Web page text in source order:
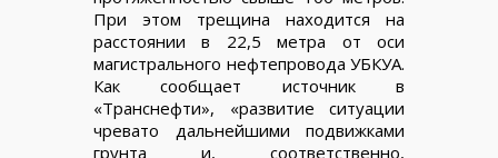
При этом трещина находится на
расстоянии в 22,5 метра от оси
магистрального нефтепровода УБКУА.
Как сообщает источник в
«Транснефти», «развитие ситуации
чревато дальнейшими подвижками
грунта и, соответственно,